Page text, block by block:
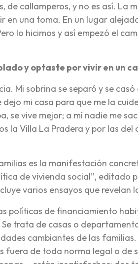
de callamperos, y no es así. La
en una toma. En un lugar
lo hicimos y así empezó el
y optaste por vivir en un
Mi sobrina se separó y se casó
mi casa para que me la
se vive mejor; a mí nadie me
la Villa La Pradera y por las del
es la manifestación
de vivienda social”, editado
varios ensayos que revelan
políticas de financiamiento
trata de casas o
cambiantes de las familias.
fuera de toda norma legal o de